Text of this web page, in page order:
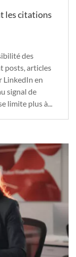
les citations
des
posts, articles
LinkedIn en
signal de
limite plus à...